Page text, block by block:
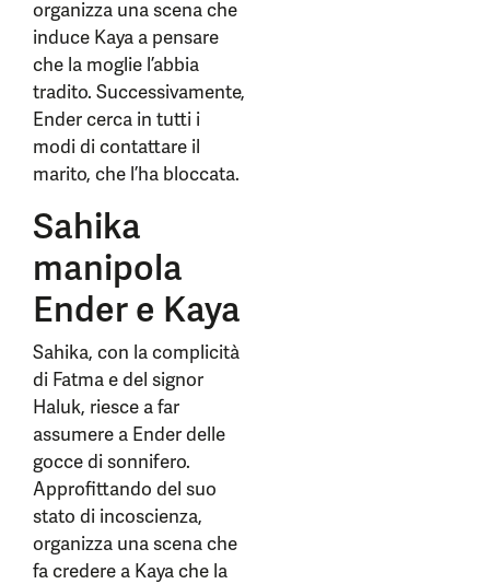
organizza una scena che
induce Kaya a pensare
che la moglie l’abbia
tradito. Successivamente,
Ender cerca in tutti i
modi di contattare il
marito, che l’ha bloccata.
Sahika
manipola
Ender e Kaya
Sahika, con la complicità
di Fatma e del signor
Haluk, riesce a far
assumere a Ender delle
gocce di sonnifero.
Approfittando del suo
stato di incoscienza,
organizza una scena che
fa credere a Kaya che la